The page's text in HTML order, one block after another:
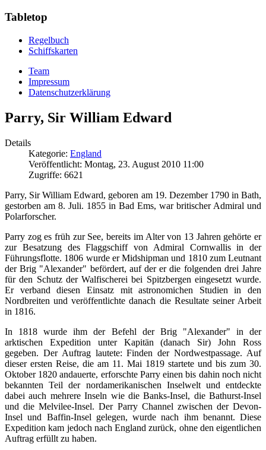
Tabletop
Regelbuch
Schiffskarten
Team
Impressum
Datenschutzerklärung
Parry, Sir William Edward
Details
Kategorie: England
Veröffentlicht: Montag, 23. August 2010 11:00
Zugriffe: 6621
Parry, Sir William Edward, geboren am 19. Dezember 1790 in Bath,
gestorben am 8. Juli. 1855 in Bad Ems, war britischer Admiral und
Polarforscher.
Parry zog es früh zur See, bereits im Alter von 13 Jahren gehörte er
zur Besatzung des Flaggschiff von Admiral Cornwallis in der
Führungsflotte. 1806 wurde er Midshipman und 1810 zum Leutnant
der Brig "Alexander" befördert, auf der er die folgenden drei Jahre
für den Schutz der Walfischerei bei Spitzbergen eingesetzt wurde.
Er verband diesen Einsatz mit astronomichen Studien in den
Nordbreiten und veröffentlichte danach die Resultate seiner Arbeit
in 1816.
In 1818 wurde ihm der Befehl der Brig "Alexander" in der
arktischen Expedition unter Kapitän (danach Sir) John Ross
gegeben. Der Auftrag lautete: Finden der Nordwestpassage. Auf
dieser ersten Reise, die am 11. Mai 1819 startete und bis zum 30.
Oktober 1820 andauerte, erforschte Parry einen bis dahin noch nicht
bekannten Teil der nordamerikanischen Inselwelt und entdeckte
dabei auch mehrere Inseln wie die Banks-Insel, die Bathurst-Insel
und die Melvilee-Insel. Der Parry Channel zwischen der Devon-
Insel und Baffin-Insel gelegen, wurde nach ihm benannt. Diese
Expedition kam jedoch nach England zurück, ohne den eigentlichen
Auftrag erfüllt zu haben.